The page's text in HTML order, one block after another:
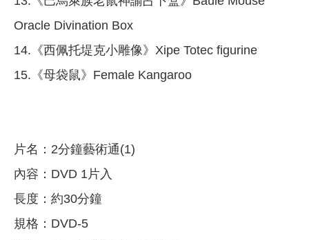
Oracle Divination Box
14.《西佩托堤克小雕像》Xipe Totec figurine
15.《母袋鼠》Female Kangaroo
片名：2分鐘藝術通(1)
內容：DVD 1片入
長度：約30分鐘
規格：DVD-5